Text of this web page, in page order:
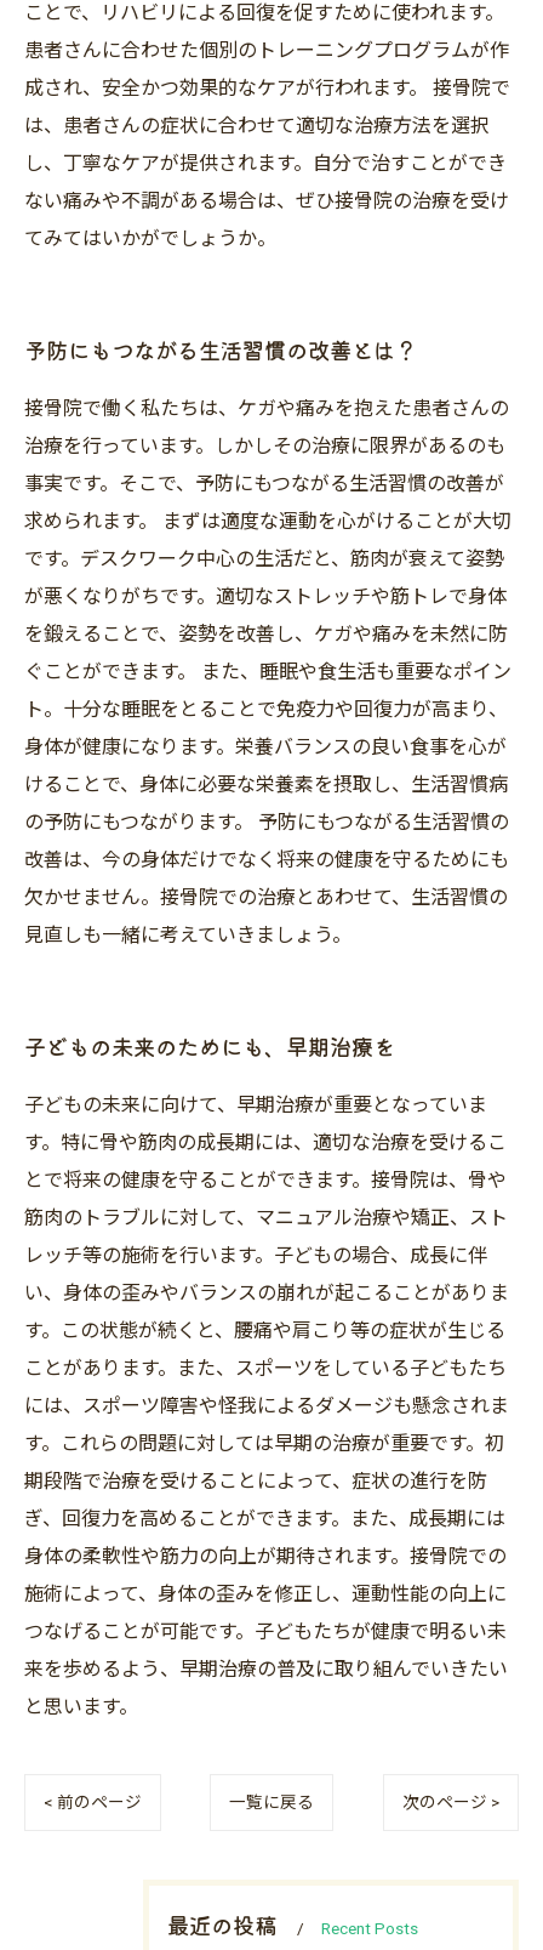
ことで、リハビリによる回復を促すために使われます。
患者さんに合わせた個別のトレーニングプログラムが作
成され、安全かつ効果的なケアが行われます。 接骨院で
は、患者さんの症状に合わせて適切な治療方法を選択
し、丁寧なケアが提供されます。自分で治すことができ
ない痛みや不調がある場合は、ぜひ接骨院の治療を受け
てみてはいかがでしょうか。
予防にもつながる生活習慣の改善とは？
接骨院で働く私たちは、ケガや痛みを抱えた患者さんの
治療を行っています。しかしその治療に限界があるのも
事実です。そこで、予防にもつながる生活習慣の改善が
求められます。 まずは適度な運動を心がけることが大切
です。デスクワーク中心の生活だと、筋肉が衰えて姿勢
が悪くなりがちです。適切なストレッチや筋トレで身体
を鍛えることで、姿勢を改善し、ケガや痛みを未然に防
ぐことができます。 また、睡眠や食生活も重要なポイン
ト。十分な睡眠をとることで免疫力や回復力が高まり、
身体が健康になります。栄養バランスの良い食事を心が
けることで、身体に必要な栄養素を摂取し、生活習慣病
の予防にもつながります。 予防にもつながる生活習慣の
改善は、今の身体だけでなく将来の健康を守るためにも
欠かせません。接骨院での治療とあわせて、生活習慣の
見直しも一緒に考えていきましょう。
子どもの未来のためにも、早期治療を
子どもの未来に向けて、早期治療が重要となっていま
す。特に骨や筋肉の成長期には、適切な治療を受けるこ
とで将来の健康を守ることができます。接骨院は、骨や
筋肉のトラブルに対して、マニュアル治療や矯正、スト
レッチ等の施術を行います。子どもの場合、成長に伴
い、身体の歪みやバランスの崩れが起こることがありま
す。この状態が続くと、腰痛や肩こり等の症状が生じる
ことがあります。また、スポーツをしている子どもたち
には、スポーツ障害や怪我によるダメージも懸念されま
す。これらの問題に対しては早期の治療が重要です。初
期段階で治療を受けることによって、症状の進行を防
ぎ、回復力を高めることができます。また、成長期には
身体の柔軟性や筋力の向上が期待されます。接骨院での
施術によって、身体の歪みを修正し、運動性能の向上に
つなげることが可能です。子どもたちが健康で明るい未
来を歩めるよう、早期治療の普及に取り組んでいきたい
と思います。
< 前のページ 一覧に戻る 次のページ >
最近の投稿 Recent Posts